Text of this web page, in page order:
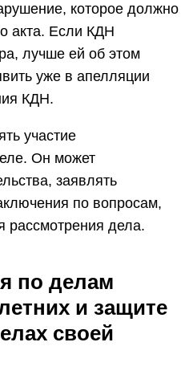
которое должно
акта. Если КДН
лучше ей об этом
уже в апелляции
КДН.
участие
Он может
заявлять
по вопросам,
дела.
по делам
и защите
своей